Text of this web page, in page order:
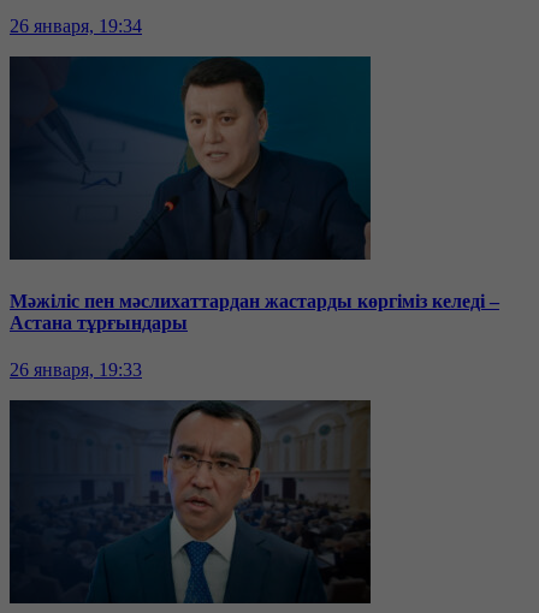
26 января, 19:34
Мәжіліс пен мәслихаттардан жастарды көргіміз келеді –
Астана тұрғындары
26 января, 19:33